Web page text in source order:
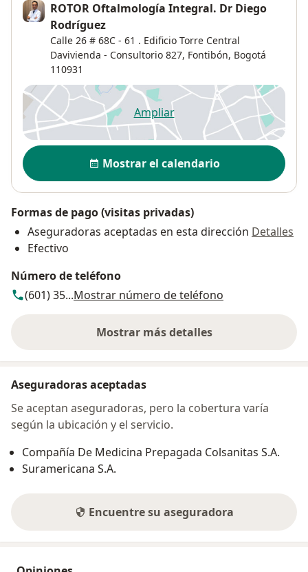
ROTOR Oftalmología Integral. Dr Diego
Rodríguez
Calle 26 # 68C - 61 . Edificio Torre Central
Davivienda - Consultorio 827, Fontibón, Bogotá
110931
Ampliarse abre en una nueva
Disponibilidad
Mostrar el calendario
Formas de pago (visitas privadas)
Aseguradoras aceptadas en esta dirección Detalles
Efectivo
Número de teléfono
(601) 35...Mostrar número de teléfono
Mostrar más detalles
sobre la dirección
Aseguradoras aceptadas
Se aceptan aseguradoras, pero la cobertura varía
según la ubicación y el servicio.
Compañía De Medicina Prepagada Colsanitas S.A.
Suramericana S.A.
Encuentre su aseguradora